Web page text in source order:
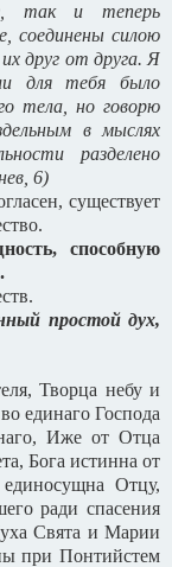
так и теперь
соединены силою
друг от друга. Я
для тебя было
тела, но говорю
в мыслях
разделено
6)
существует
способную
простой дух,
Творца небу и
единаго Господа
Иже от Отца
Бога истинна от
Отцу,
ради спасения
Свята и Марии
при Понтийстем